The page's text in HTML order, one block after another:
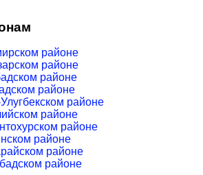
районе
районе
районе
районе
районе
районе
районе
районе
районе
районе